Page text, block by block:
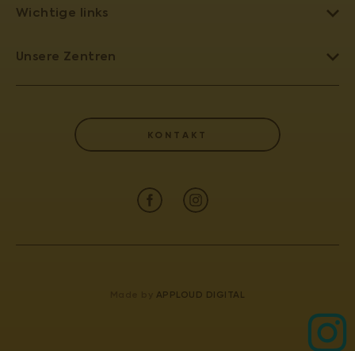
Wichtige links
EIZELLSPENDE TSCHECHIEN
WÖRTERBUCH DER BEGRIFFE
PATIENTENINFORMATION
Unsere Zentren
TEPLITZ - PRONATAL NORD
PRAG 6 - PRONATAL PLUS
KARLSBAD - PRONATAL SPA
PRAG 4 - PRONATAL SANATORIUM
KONTAKT
APPLOUD DIGITAL